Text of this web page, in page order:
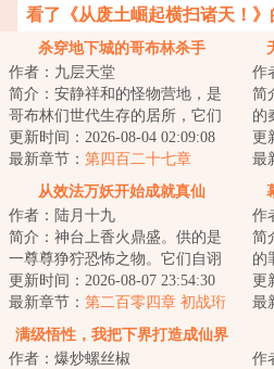
看了《从废土崛起横扫诸天！
杀穿地下城的哥布林杀手
作者：九层天堂
简介：安静祥和的怪物营地，是
哥布林们世代生存的居所，它们
在这里快乐地繁衍，与世无争。
直到有一天，一...
更新时间：2026-08-04 02:09:08
最新章节： 第四百二十七章
作
简
的
明
迹
更
最
从效法万妖开始成就真仙
作者：陆月十九
简介：神台上香火鼎盛。供的是
一尊尊狰狞恐怖之物。它们自诩
为仙，不死不灭。林舒认真翻阅
着仙法。他没有...
更新时间：2026-08-07 23:54:30
最新章节： 第二百零四章 初战珩
水仙（上）
作
简
的
里
击
更
最
满级悟性，我把下界打造成仙界
作者：爆炒螺丝椒
作